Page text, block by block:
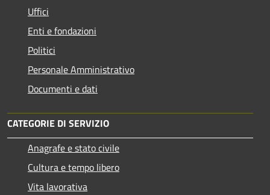
Uffici
Enti e fondazioni
Politici
Personale Amministrativo
Documenti e dati
CATEGORIE DI SERVIZIO
Anagrafe e stato civile
Cultura e tempo libero
Vita lavorativa